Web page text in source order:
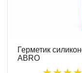
Герметик
ABRO